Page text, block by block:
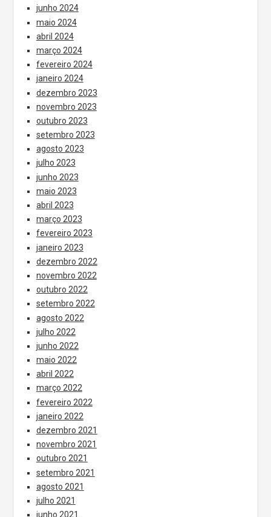
junho 2024
maio 2024
abril 2024
março 2024
fevereiro 2024
janeiro 2024
dezembro 2023
novembro 2023
outubro 2023
setembro 2023
agosto 2023
julho 2023
junho 2023
maio 2023
abril 2023
março 2023
fevereiro 2023
janeiro 2023
dezembro 2022
novembro 2022
outubro 2022
setembro 2022
agosto 2022
julho 2022
junho 2022
maio 2022
abril 2022
março 2022
fevereiro 2022
janeiro 2022
dezembro 2021
novembro 2021
outubro 2021
setembro 2021
agosto 2021
julho 2021
junho 2021